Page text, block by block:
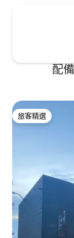
配
旅客精選
旅客精選